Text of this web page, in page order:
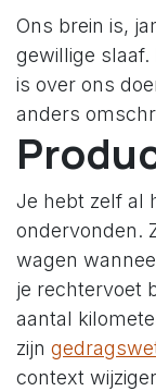
Ons brein is,
gewillige
is over ons
anders
Je hebt zelf al
ondervonden.
wagen
je rechtervoet
aantal
zijn
context